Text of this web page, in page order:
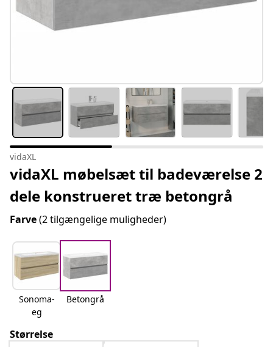
vidaXL
vidaXL møbelsæt til badeværelse 2
dele konstrueret træ betongrå
Farve(2 tilgængelige muligheder)
Sonoma-
eg
Betongrå
Størrelse